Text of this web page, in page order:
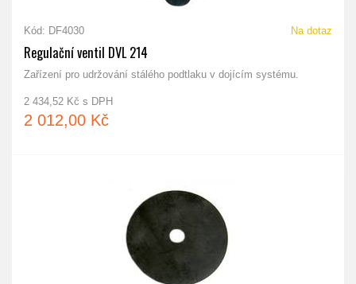
Kód: DF4030 Na dotaz
Regulační ventil DVL 214
Zařízení pro udržování stálého podtlaku v dojícím systému.
2 434,52 Kč s DPH
2 012,00 Kč